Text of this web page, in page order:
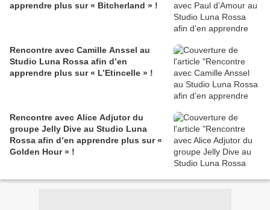
apprendre plus sur « Bitcherland » !
Rencontre avec Camille Anssel au
Studio Luna Rossa afin d’en
apprendre plus sur « L’Etincelle » !
Rencontre avec Alice Adjutor du
groupe Jelly Dive au Studio Luna
Rossa afin d’en apprendre plus sur «
Golden Hour » !